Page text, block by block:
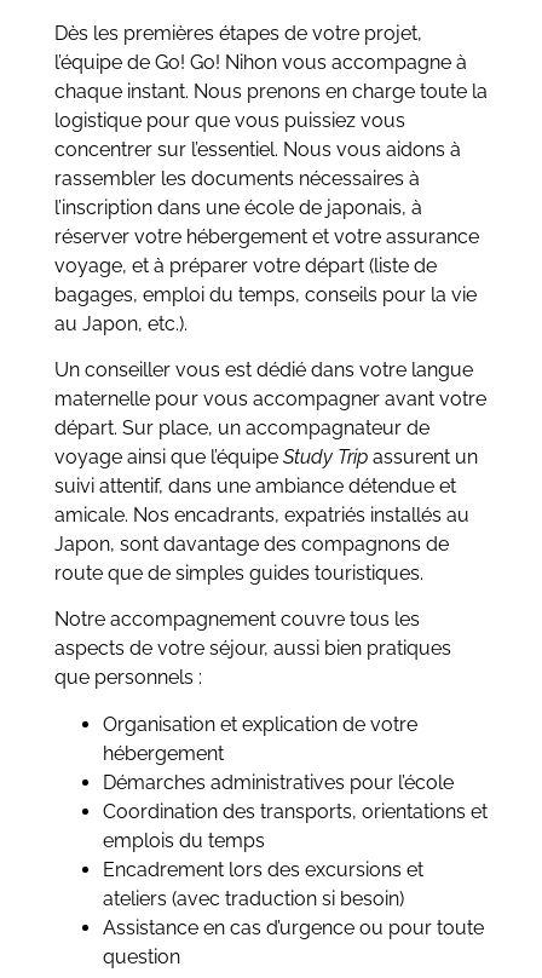
Dès les premières étapes de votre projet,
l’équipe de Go! Go! Nihon vous accompagne à
chaque instant. Nous prenons en charge toute la
logistique pour que vous puissiez vous
concentrer sur l’essentiel. Nous vous aidons à
rassembler les documents nécessaires à
l’inscription dans une école de japonais, à
réserver votre hébergement et votre assurance
voyage, et à préparer votre départ (liste de
bagages, emploi du temps, conseils pour la vie
au Japon, etc.).
Un conseiller vous est dédié dans votre langue
maternelle pour vous accompagner avant votre
départ. Sur place, un accompagnateur de
voyage ainsi que l’équipe Study Tripassurent un
suivi attentif, dans une ambiance détendue et
amicale. Nos encadrants, expatriés installés au
Japon, sont davantage des compagnons de
route que de simples guides touristiques.
Notre accompagnement couvre tous les
aspects de votre séjour, aussi bien pratiques
que personnels :
Organisation et explication de votre
hébergement
Démarches administratives pour l’école
Coordination des transports, orientations et
emplois du temps
Encadrement lors des excursions et
ateliers (avec traduction si besoin)
Assistance en cas d’urgence ou pour toute
question